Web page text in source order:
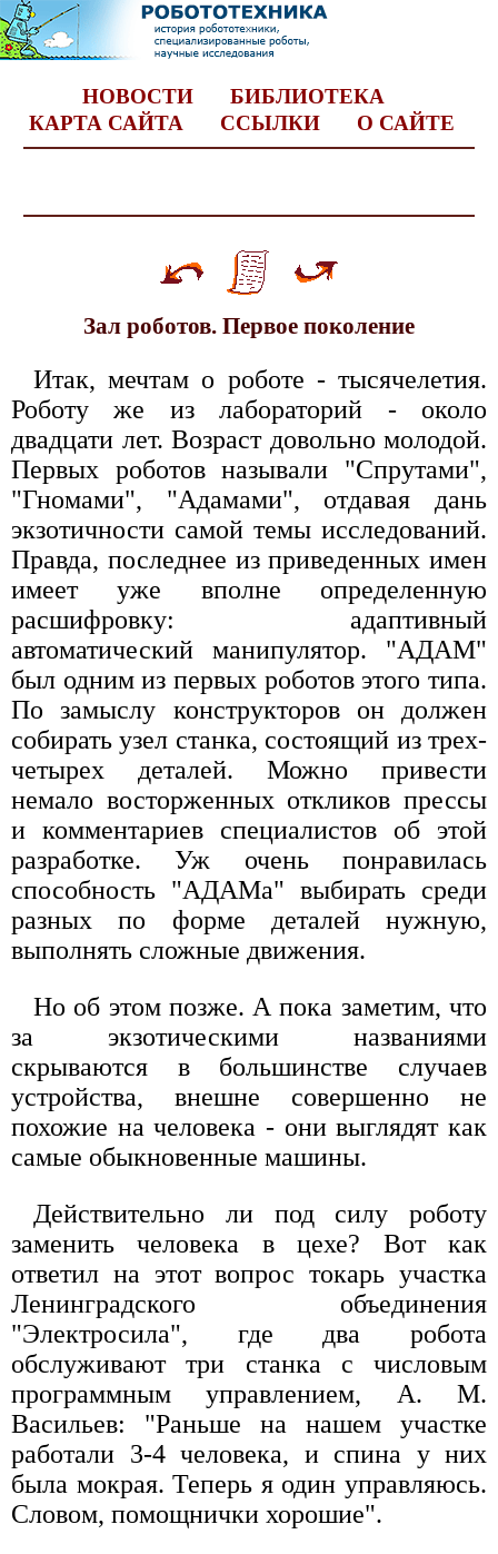
НОВОСТИ
БИБЛИОТЕКА
КАРТА САЙТА
ССЫЛКИ О САЙТЕ
Зал роботов. Первое поколение
Итак, мечтам о роботе - тысячелетия.
Роботу же из лабораторий - около
двадцати лет. Возраст довольно молодой.
Первых роботов называли "Спрутами",
"Гномами", "Адамами", отдавая дань
экзотичности самой темы исследований.
Правда, последнее из приведенных имен
имеет уже вполне определенную
расшифровку: адаптивный
автоматический манипулятор. "АДАМ"
был одним из первых роботов этого типа.
По замыслу конструкторов он должен
собирать узел станка, состоящий из трех-
четырех деталей. Можно привести
немало восторженных откликов прессы
и комментариев специалистов об этой
разработке. Уж очень понравилась
способность "АДАМа" выбирать среди
разных по форме деталей нужную,
выполнять сложные движения.
Но об этом позже. А пока заметим, что
за экзотическими названиями
скрываются в большинстве случаев
устройства, внешне совершенно не
похожие на человека - они выглядят как
самые обыкновенные машины.
Действительно ли под силу роботу
заменить человека в цехе? Вот как
ответил на этот вопрос токарь участка
Ленинградского объединения
"Электросила", где два робота
обслуживают три станка с числовым
программным управлением, А. М.
Васильев: "Раньше на нашем участке
работали 3-4 человека, и спина у них
была мокрая. Теперь я один управляюсь.
Словом, помощнички хорошие".